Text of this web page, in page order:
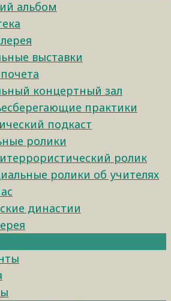
альбом
выставки
концертный зал
практики
подкаст
ролики
ролик
ролики об учителях
династии